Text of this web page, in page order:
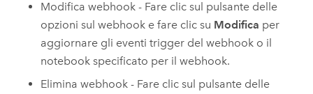
Modifica webhook - Fare clic sul pulsante delle
opzioni sul webhook e fare clic su Modifica per
aggiornare gli eventi trigger del webhook o il
notebook specificato per il webhook.
Elimina webhook - Fare clic sul pulsante delle